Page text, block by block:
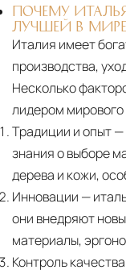
ПОЧЕМУ
ЛУЧШЕЙ В
Италия имеет
производства,
Несколько
лидером мирового
Традиции и опыт—
знания о выборе
дерева и кожи,
Инновации —
они внедряют
материалы,
Контроль качества